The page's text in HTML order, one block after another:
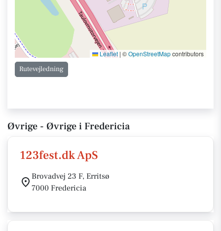
Leaflet | ©OpenStreetMapcontributors
Rutevejledning
Øvrige - Øvrige i Fredericia
123fest.dk ApS
Brovadvej 23 F, Erritsø
7000 Fredericia